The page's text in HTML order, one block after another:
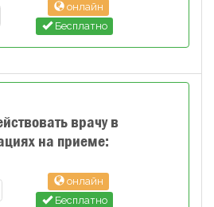
онлайн
Бесплатно
врачу в
на приеме:
онлайн
Бесплатно